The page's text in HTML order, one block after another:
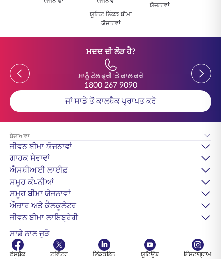
ਯੋਜਨਾਵਾਂ
ਯੂਨਿਟ ਲਿੰਕਡ ਬੀਮਾ
ਯੋਜਨਾਵਾਂ
ਮਦਦ ਦੀ ਲੋੜ ਹੈ?
Previous
ਸਾਨੂੰ ਟੋਲ ਫ੍ਰੀ 'ਤੇ ਕਾਲ ਕਰੋ
1800 267 9090
Previous
ਜਾਂ ਸਾਡੇ ਤੋਂ ਕਾਲਬੈਕ ਪ੍ਰਾਪਤ ਕਰੋ
ਬੇਦਾਅਵਾ
ਜੀਵਨ ਬੀਮਾ ਯੋਜਨਾਵਾਂ
ਗਾਹਕ ਸੇਵਾਵਾਂ
ਐਸਬੀਆਈ ਲਾਈਫ਼
ਸਮੂਹ ਕੰਪਨੀਆਂ
ਸਮੂਹ ਬੀਮਾ ਯੋਜਨਾਵਾਂ
ਔਜ਼ਾਰ ਅਤੇ ਕੈਲਕੂਲੇਟਰ
ਜੀਵਨ ਬੀਮਾ ਲਾਇਬ੍ਰੇਰੀ
ਸਾਡੇ ਨਾਲ ਜੁੜੋ
ਫੇਸਬੁੱਕ ਟਵਿੱਟਰ ਲਿੰਕਡਇਨ ਯੂਟਿਊਬ ਇੰਸਟਾਗ੍ਰਾਮ